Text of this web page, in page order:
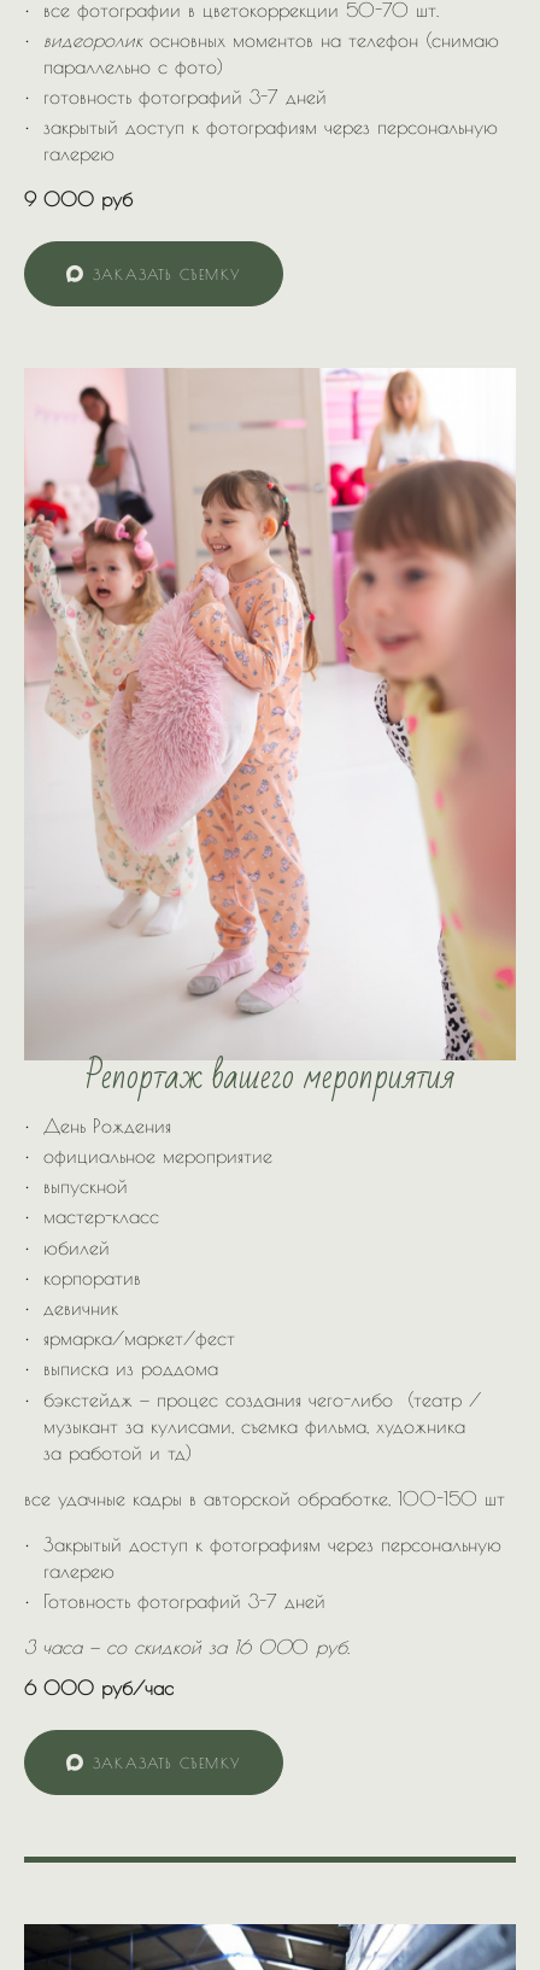
все фотографии в цветокоррекции 50-70 шт.
видеороликосновных моментов на телефон (снимаю
параллельно с фото)
готовность фотографий 3-7 дней
закрытый доступ к фотографиям через персональную
галерею
9 000 руб
ЗАКАЗАТЬ СЪЕМКУ
Репортажвашего мероприятия
День Рождения
официальное мероприятие
выпускной
мастер-класс
юбилей
корпоратив
девичник
ярмарка/маркет/фест
выписка из роддома
бэкстейдж — процес создания чего-либо (театр /
музыкант за кулисами, съемка фильма, художника
за работой и тд)
все удачные кадры в авторской обработке, 100-150 шт
Закрытый доступ к фотографиям через персональную
галерею
Готовность фотографий 3-7 дней
3 часа — со скидкой за 16 000 руб.
6 000 руб/час
ЗАКАЗАТЬ СЪЕМКУ